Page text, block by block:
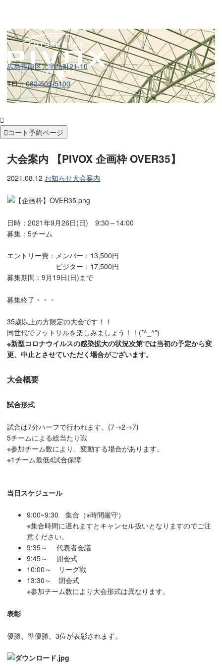

コート予約ページ
広島市南区元宇品町21-10
TEL :082-505-5100
大会案内 【PIVOX 企画枠 OVER35】
2021.08.12 お知らせ大会案内
日時：2021年9月26日(日) 9:30～14:00
募集：5チーム
エントリー費：メンバー：13,500円
ビジター：17,500円
募集期間：9月19日(日)まで
募集終了・・・
35歳以上の方限定の大会です！！
同世代でフットサルを楽しみましょう！！(*^_^*)
※新型コロナウイルスの感染拡大の状況次第では当初の予定から変
更、中止とさせていただく場合がございます。
大会概要
試合形式
試合は7分ハーフで行われます。(7→2→7)
5チームによる総当たり戦
※参加チーム数により、変動する場合があります。
※1チーム最低4試合保障
当日スケジュール
9:00~9:30 集合（※時間厳守）
※集合時間に遅れますとキャンセル扱いとなりますのでご注
意ください。
9:35～ 代表者会議
9:45～ 開会式
10:00～ リーグ戦
13:30～ 閉会式
※参加チーム数により大会形式は異なります。
表彰
優勝、準優勝、3位が表彰されます。